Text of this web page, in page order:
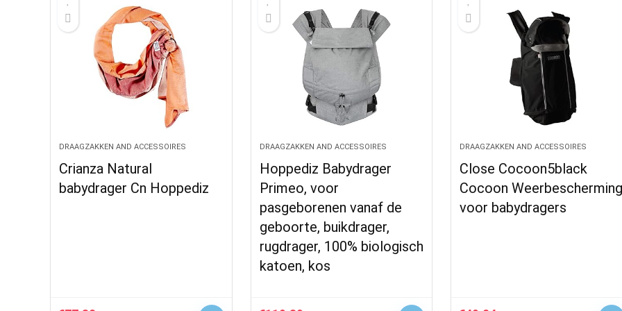
DRAAGZAKKEN AND ACCESSOIRES
Crianza Natural
babydrager Cn Hoppediz
DRAAGZAKKEN AND ACCESSOIRES
Hoppediz Babydrager
Primeo, voor
pasgeborenen vanaf de
geboorte, buikdrager,
rugdrager, 100% biologisch
katoen, kos
DRAAGZAKKEN AND ACCESSOIRES
Close Cocoon5black
Cocoon
voor babydragers